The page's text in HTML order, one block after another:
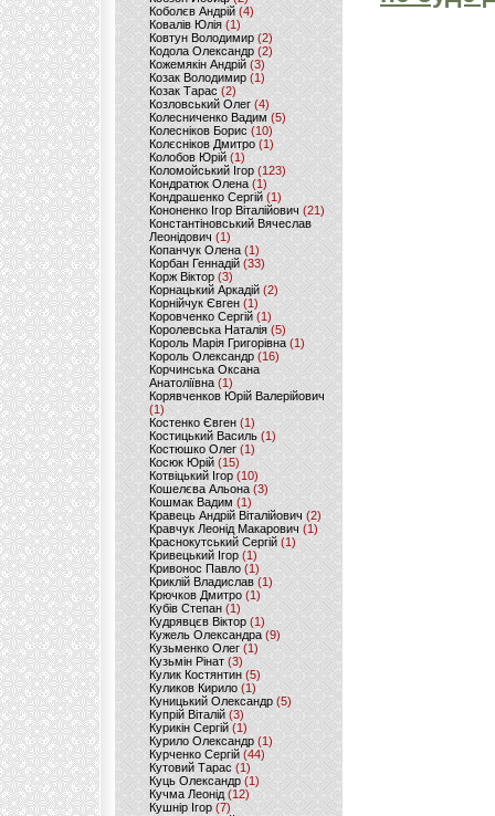
Коболєв Андрій (4)
Ковалів Юлія(1)
Ковтун Володимир (2)
Кодола Олександр (2)
Кожемякін Андрій (3)
Козак Володимир (1)
Козак Тарас (2)
Козловський Олег(4)
Колесниченко Вадим (5)
Колесніков Борис (10)
Колєсніков Дмитро (1)
Колобов Юрій (1)
Коломойський Ігор (123)
Кондратюк Олена(1)
Кондрашенко Сергій (1)
Кононенко Ігор Віталійович (21)
Константіновський Вячеслав
Леонідович (1)
Копанчук Олена (1)
Корбан Геннадій (33)
Корж Віктор (3)
Корнацький Аркадій (2)
Корнійчук Євген (1)
Коровченко Сергій (1)
Королевська Наталія(5)
Король Марія Григорівна (1)
Король Олександр (16)
Корчинська Оксана
Анатоліївна (1)
Корявченков Юрій Валерійович
(1)
Костенко Євген (1)
Костицький Василь (1)
Костюшко Олег (1)
Косюк Юрій (15)
Котвіцький Ігор (10)
Кошелєва Альона(3)
Кошмак Вадим (1)
Кравець Андрій Віталійович (2)
Кравчук Леонід Макарович (1)
Краснокутський Сергій (1)
Кривецький Ігор (1)
Кривонос Павло (1)
Криклій Владислав (1)
Крючков Дмитро(1)
Кубів Степан(1)
Кудрявцєв Віктор (1)
Кужель Олександра (9)
Кузьменко Олег (1)
Кузьмін Рінат(3)
Кулик Костянтин(5)
Куликов Кирило (1)
Куницький Олександр (5)
Купрій Віталій (3)
Курикін Сергій(1)
Курило Олександр (1)
Курченко Сергій (44)
Кутовий Тарас (1)
Куць Олександр (1)
Кучма Леонід (12)
Кушнір Ігор(7)